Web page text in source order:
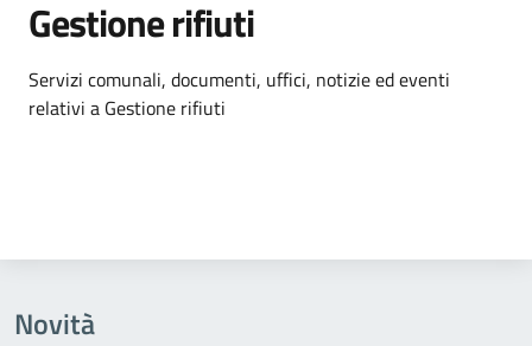
Gestione rifiuti
Dettagli dell'argomento
Servizi comunali, documenti, uffici, notizie ed eventi
relativi a Gestione rifiuti
Novità